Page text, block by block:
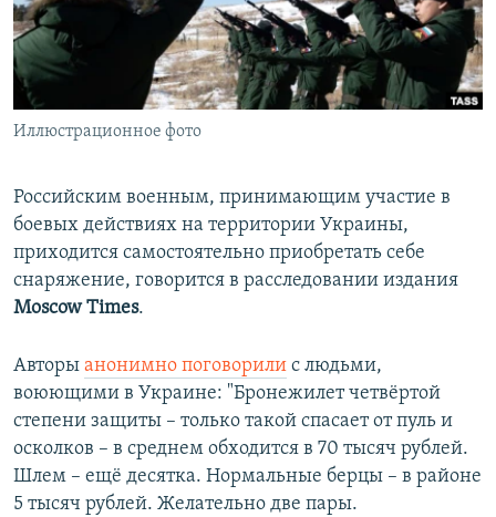
ПОБЕДИТЕЛЕЙ НЕ СУДЯТ?
КРЫМ.НЕПОКОРЕННЫЙ
ELIFBE
УКРАИНСКАЯ ПРОБЛЕМА КРЫМА
ПРИСОЕДИНЯЙТЕСЬ!
Иллюстрационное фото
Российским военным, принимающим участие в
боевых действиях на территории Украины,
приходится самостоятельно приобретать себе
снаряжение, говорится в расследовании издания
Moscow Times.
Авторы анонимно поговорили с людьми,
воюющими в Украине: "Бронежилет четвёртой
степени защиты – только такой спасает от пуль и
осколков – в среднем обходится в 70 тысяч рублей.
Шлем – ещё десятка. Нормальные берцы – в районе
5 тысяч рублей. Желательно две пары.